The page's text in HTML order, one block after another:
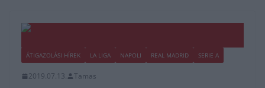
ÁTIGAZOLÁSI HÍREK LA LIGA NAPOLI REAL MADRID SERIE A
2019.07.13. Tamas